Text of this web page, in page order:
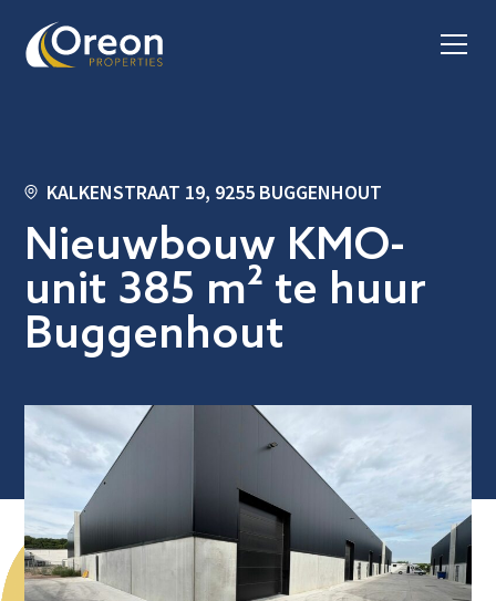
KALKENSTRAAT 19, 9255 BUGGENHOUT
Nieuwbouw KMO-
unit 385 m² te huur
Buggenhout